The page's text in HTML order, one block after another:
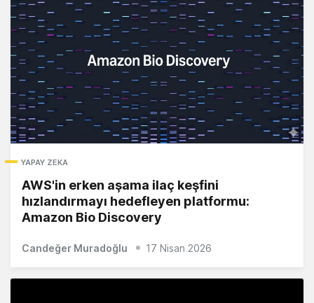
YAPAY ZEKA
AWS'in erken aşama ilaç keşfini
hızlandırmayı hedefleyen platformu:
Amazon Bio Discovery
Candeğer Muradoğlu 17 Nisan 2026